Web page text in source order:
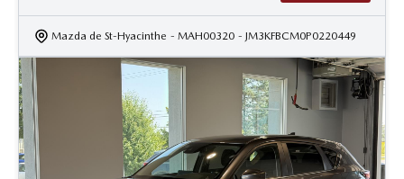
Mazda de St-Hyacinthe - MAH00320 - JM3KFBCM0P0220449